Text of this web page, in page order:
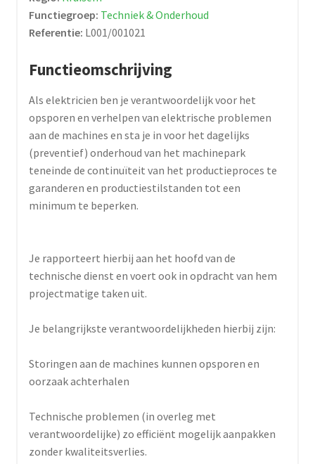
Functiegroep: Techniek & Onderhoud
Referentie: L001/001021
Functieomschrijving
Als elektricien ben je verantwoordelijk voor het
opsporen en verhelpen van elektrische problemen
aan de machines en sta je in voor het dagelijks
(preventief) onderhoud van het machinepark
teneinde de continuïteit van het productieproces te
garanderen en productiestilstanden tot een
minimum te beperken.
Je rapporteert hierbij aan het hoofd van de
technische dienst en voert ook in opdracht van hem
projectmatige taken uit.
Je belangrijkste verantwoordelijkheden hierbij zijn:
Storingen aan de machines kunnen opsporen en
oorzaak achterhalen
Technische problemen (in overleg met
verantwoordelijke) zo efficiënt mogelijk aanpakken
zonder kwaliteitsverlies.